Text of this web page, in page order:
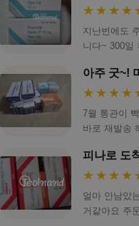
지난번에도
니다~ 300일
아주 굿~!
7월 통관이
바로 재발송
피나로 도
얼마 안남았
거같아요 주